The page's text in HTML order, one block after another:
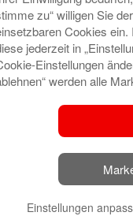
schnell
ist Ihr
Ein Girokonto
Flexibilität.
Finanzen und vieles
zu“ willigen Sie
Cookies ein.
jederzeit in
Einstellungen
werden alle
Einstellungen